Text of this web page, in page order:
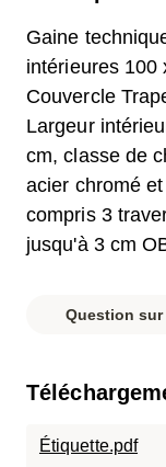
Gaine
intérieures 100
Couvercle
Largeur
cm, classe de
acier chromé
compris 3
jusqu'à 3 cm
Question
Étiquette.pdf